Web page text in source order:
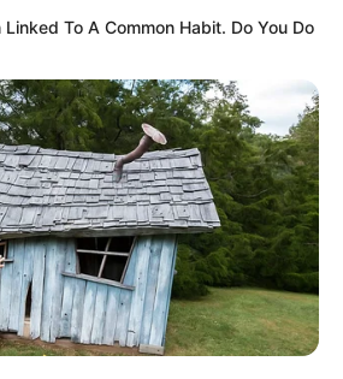
Malam
yang Bikin
To A Common Habit. Do You Do